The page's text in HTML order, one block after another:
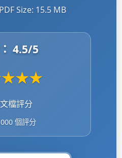
Size: 15.5 MB
4.5/5
★★★
檔評分
個評分